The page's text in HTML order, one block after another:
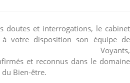
doutes et interrogations, le cabinet
à votre disposition son équipe de
Voyants,
et reconnus dans le domaine
Bien-être.